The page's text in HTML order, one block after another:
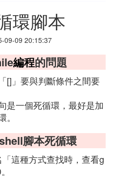
環腳本
09-09 20:15:37
編程的問題
[]」要與判斷條件之間要
是一個死循環，最好是加
腳本死循環
這種方式查找時，查看g